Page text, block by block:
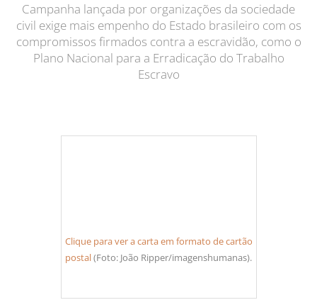
Campanha lançada por organizações da sociedade
civil exige mais empenho do Estado brasileiro com os
compromissos firmados contra a escravidão, como o
Plano Nacional para a Erradicação do Trabalho
Escravo
Clique para ver a carta em formato de cartão
postal(Foto: João Ripper/imagenshumanas).